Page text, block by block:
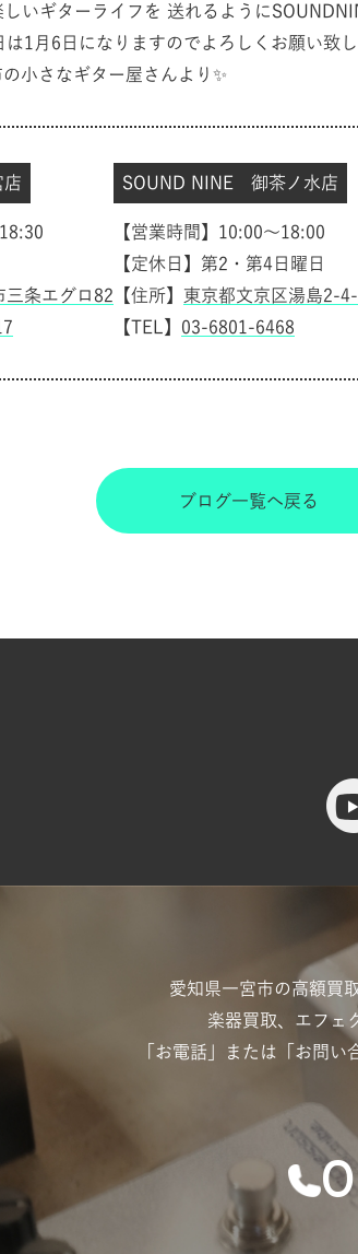
いギターライフを 送れるように
は1月6日になりますのでよろしくお願い致
小さなギター屋さんより✨
三条エグロ82
SOUND NINE 御茶ノ水店
【営業時間】10:00～18:00
【定休日】第2・第4日曜日
【住所】 東京都文京区湯島2-
【TEL】 03-6801-6468
ブログ一覧へ戻る
愛知県一宮市の高額買
楽器買取、エフェ
「お電話」または「お問い